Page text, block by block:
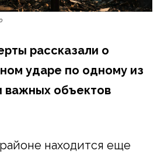
рассказали о
ударе по одному из
важных объектов
находится еще